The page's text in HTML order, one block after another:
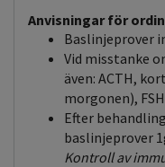
Anvisningar för
Baslinjeprover
Vid misstanke
även: ACTH,
morgonen),
Efter
baslinjeprover
Kontroll av